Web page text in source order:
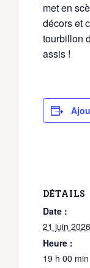
met en
décors et
tourbillon
assis !
DÉTAILS
Date :
21 juin 2026
Heure :
19 h 00 min